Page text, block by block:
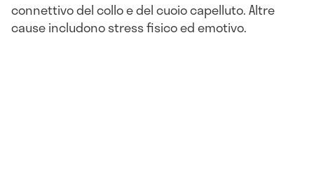
connettivo del collo e del cuoio capelluto. Altre
cause includono stress fisico ed emotivo.